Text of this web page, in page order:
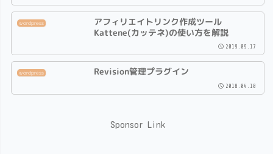
wordpress
アフィリエイトリンク作成ツール
Kattene(カッテネ)の使い方を解説
2019.09.17
wordpress Revision管理プラグイン
2018.04.10
Sponsor Link